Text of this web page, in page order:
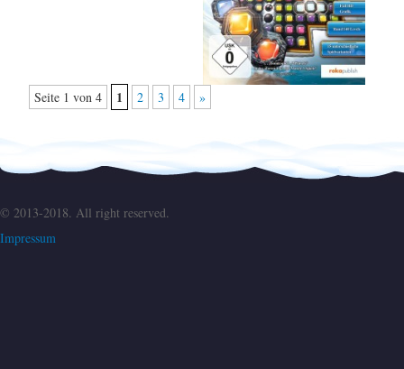
Seite 1 von 4 1 2 3 4 »
© 2013-2018. All right reserved.
Impressum